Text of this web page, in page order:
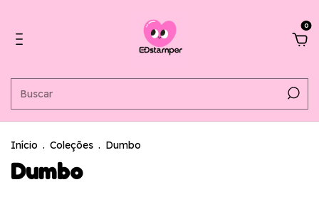
0
Início . Coleções . Dumbo
Dumbo